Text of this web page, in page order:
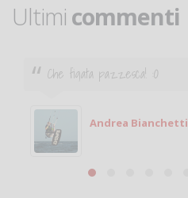
Ultimi commenti
Che figata pazzesca! :O
Andrea Bianchetti